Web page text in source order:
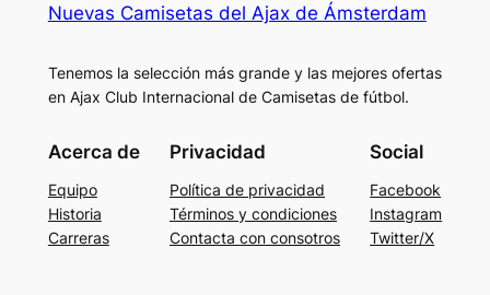
Nuevas Camisetas del Ajax de Ámsterdam
Tenemos la selección más grande y las mejores ofertas
en Ajax Club Internacional de Camisetas de fútbol.
Acerca de
Equipo
Historia
Carreras
Privacidad
Política de privacidad
Términos y condiciones
Contacta con consotros
Social
Facebook
Instagram
Twitter/X